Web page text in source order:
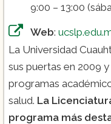
9:00 – 13:00
Web:
La Universidad
sus puertas en 2009
programas
salud. La
programa más